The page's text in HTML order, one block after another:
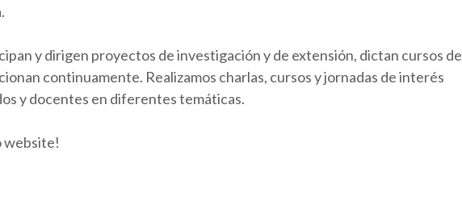
y dirigen proyectos de investigación y de extensión, dictan cursos de
continuamente. Realizamos charlas, cursos y jornadas de interés
y docentes en diferentes temáticas.
website!